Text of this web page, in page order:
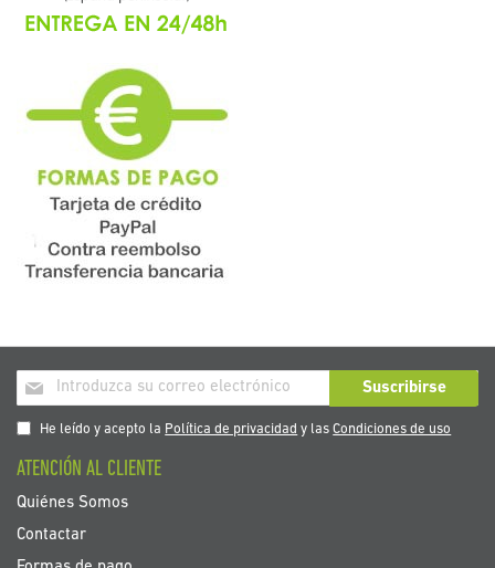
Inscríbase
a
nuestro
de
noticias:
Suscribirse
He leído y acepto la Política de privacidad y lasCondiciones de uso
ATENCIÓN AL CLIENTE
Quiénes Somos
Contactar